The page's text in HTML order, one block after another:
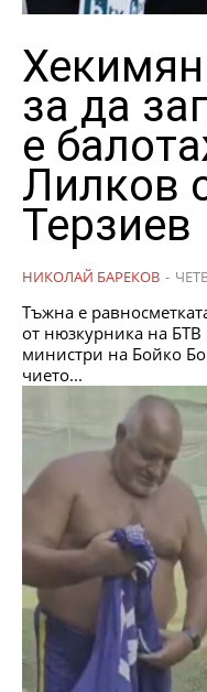
Хекимян
за да
е
Лилков
Терзиев
НИКОЛАЙ БАРЕКОВ -
Тъжна е
от нюзкурника на
министри на Бойко
чието...